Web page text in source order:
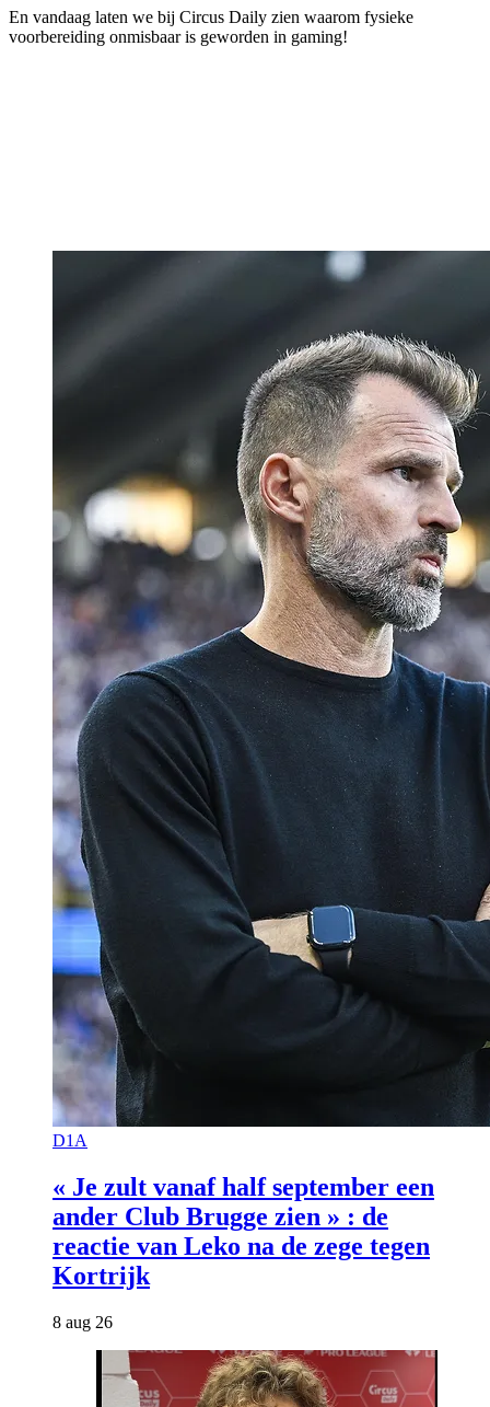
En vandaag laten we bij Circus Daily zien waarom fysieke
voorbereiding onmisbaar is geworden in gaming!
D1A
« Je zult vanaf half september een
ander Club Brugge zien » : de
reactie van Leko na de zege tegen
Kortrijk
8 aug 26